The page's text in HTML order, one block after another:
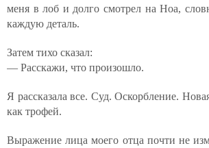
меня в лоб и долго смотрел на Ноа,
каждую деталь.
Затем тихо сказал:
— Расскажи, что произошло.
Я рассказала все. Суд. Оскорбление.
как трофей.
Выражение лица моего отца почти не